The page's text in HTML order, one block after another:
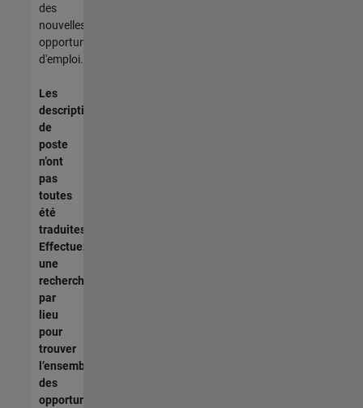
des
nouvelles
opportunités
d'emploi.
Les
descriptions
de
poste
n’ont
pas
toutes
été
traduites.
Effectuez
une
recherche
par
lieu
pour
trouver
l’ensemble
des
opportunités